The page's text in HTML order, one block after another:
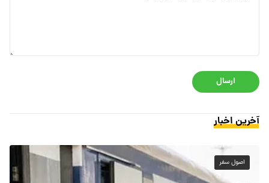
ارسال
آخرین اخبار
اصول سفر